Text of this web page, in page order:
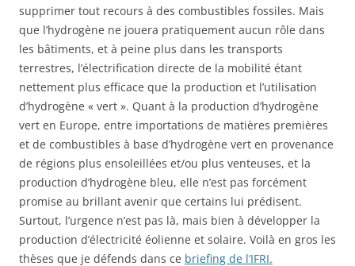
supprimer tout recours à des combustibles fossiles. Mais
que l’hydrogène ne jouera pratiquement aucun rôle dans
les bâtiments, et à peine plus dans les transports
terrestres, l’électrification directe de la mobilité étant
nettement plus efficace que la production et l’utilisation
d’hydrogène « vert ». Quant à la production d’hydrogène
vert en Europe, entre importations de matières premières
et de combustibles à base d’hydrogène vert en provenance
de régions plus ensoleillées et/ou plus venteuses, et la
production d’hydrogène bleu, elle n’est pas forcément
promise au brillant avenir que certains lui prédisent.
Surtout, l’urgence n’est pas là, mais bien à développer la
production d’électricité éolienne et solaire. Voilà en gros les
thèses que je défends dans ce briefing de l’IFRI.